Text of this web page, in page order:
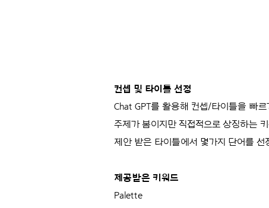
컨셉 및 타이틀 선정
Chat GPT를 활용해 컨셉/타이틀을 빠
주제가 봄이지만 직접적으로 상징하는
제안 받은 타이틀에서 몇가지 단어를
제공받은 키워드
Palette